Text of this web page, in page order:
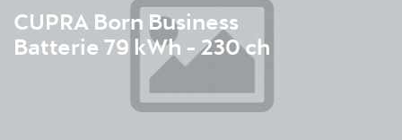
CUPRA Born Business
Batterie 79 kWh - 230 ch